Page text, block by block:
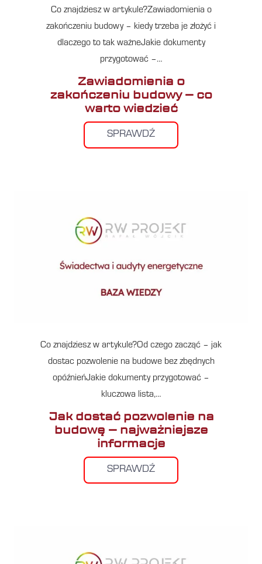
Co znajdziesz w artykule?Zawiadomienia o
zakończeniu budowy – kiedy trzeba je złożyć i
dlaczego to tak ważneJakie dokumenty
przygotować –…
Zawiadomienia o
zakończeniu budowy – co
warto wiedzieć
SPRAWDŹ
Co znajdziesz w artykule?Od czego zacząć – jak
dostac pozwolenie na budowe bez zbędnych
opóźnieńJakie dokumenty przygotować –
kluczowa lista,…
Jak dostać pozwolenie na
budowę – najważniejsze
informacje
SPRAWDŹ